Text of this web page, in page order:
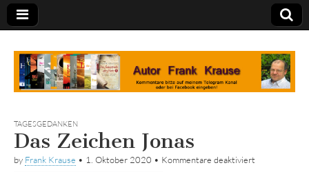
Tagebuch
TAGESGEDANKEN
Das Zeichen Jonas
by Frank Krause • 1. Oktober 2020 • Kommentare deaktiviert